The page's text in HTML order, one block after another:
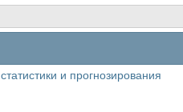
и прогнозирования